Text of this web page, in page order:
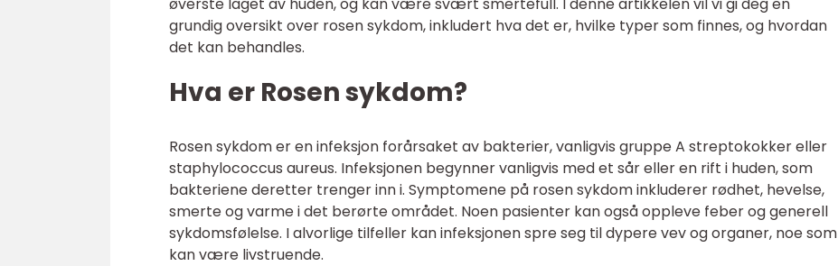
grundig oversikt over rosen sykdom, inkludert hva det er, hvilke typer som finnes, og hvordan
det kan behandles.
Hva er Rosen sykdom?
Rosen sykdom er en infeksjon forårsaket av bakterier, vanligvis gruppe A streptokokker eller
staphylococcus aureus. Infeksjonen begynner vanligvis med et sår eller en rift i huden, som
bakteriene deretter trenger inn i. Symptomene på rosen sykdom inkluderer rødhet, hevelse,
smerte og varme i det berørte området. Noen pasienter kan også oppleve feber og generell
sykdomsfølelse. I alvorlige tilfeller kan infeksjonen spre seg til dypere vev og organer, noe som
kan være livstruende.